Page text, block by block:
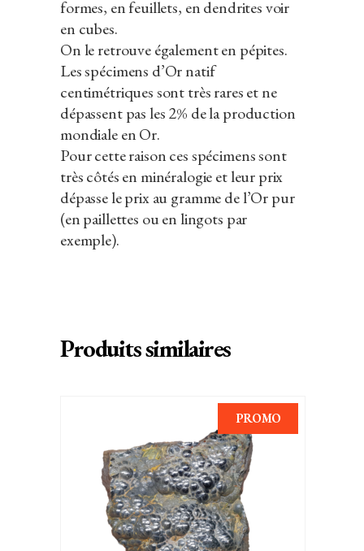
formes, en feuillets, en dendrites voir
en cubes.
On le retrouve également en pépites.
Les spécimens d’Or natif
centimétriques sont très rares et ne
dépassent pas les 2% de la production
mondiale en Or.
Pour cette raison ces spécimens sont
très côtés en minéralogie et leur prix
dépasse le prix au gramme de l’Or pur
(en paillettes ou en lingots par
exemple).
Produits similaires
PROMO
AJOUTER AU PANIER